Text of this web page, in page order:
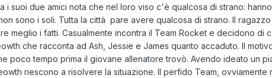
i suoi due amici nota che nel loro viso c'è qualcosa di strano:
sono i soli. Tutta la città pare avere qualcosa di strano. Il
meglio i fatti. Casualmente incontra il Team Rocket e decidono di
che racconta ad Ash, Jessie e James quanto accaduto. Il
poco tempo prima il giovane allenatore trovò. Avendo ideato un
riescono a risolvere la situazione. Il perfido Team,